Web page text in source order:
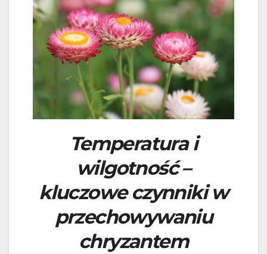
Temperatura i
wilgotność –
kluczowe czynniki w
przechowywaniu
chryzantem